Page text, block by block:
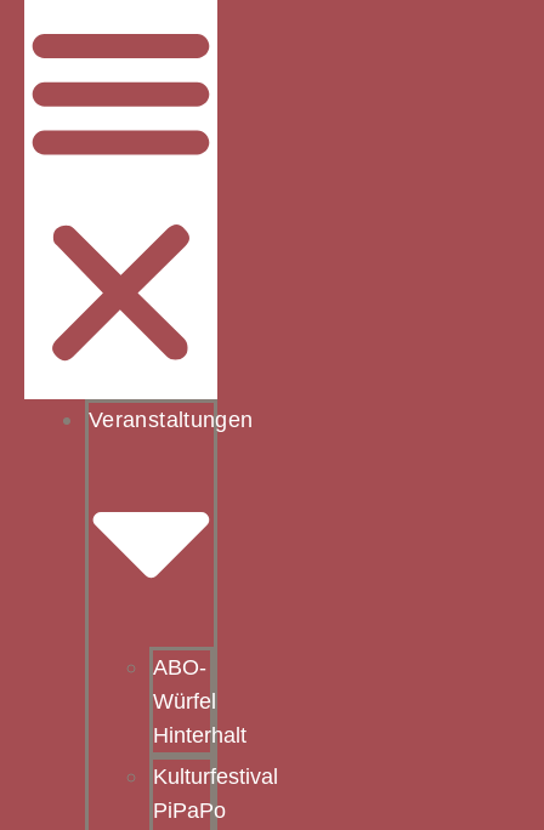
Veranstaltungen
ABO-
Würfel
Hinterhalt
Kulturfestival
PiPaPo